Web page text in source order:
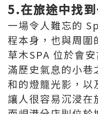
5.在旅途中找
一場令人難忘的
程本身，也與周圍
草木SPA 位於會
滿歷史氣息的小巷
和的燈籠光影，以
讓人很容易沉浸在